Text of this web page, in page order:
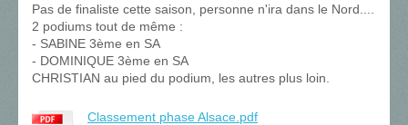
Pas de finaliste cette saison, personne n'ira dans le Nord....
2 podiums tout de même :
- SABINE 3ème en SA
- DOMINIQUE 3ème en SA
CHRISTIAN au pied du podium, les autres plus loin.
Classement phase Alsace.pdf